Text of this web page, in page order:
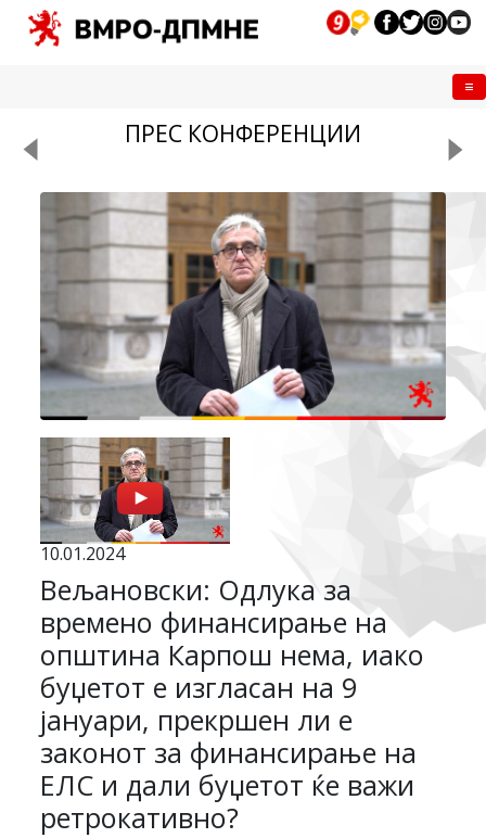
ПРЕС КОНФЕРЕНЦИИ
10.01.2024
Вељановски: Одлука за
времено финансирање на
општина Карпош нема, иако
буџетот е изгласан на 9
јануари, прекршен ли е
законот за финансирање на
ЕЛС и дали буџетот ќе важи
ретрокативно?